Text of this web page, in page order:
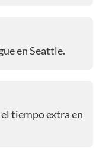
en Seattle.
tiempo extra en